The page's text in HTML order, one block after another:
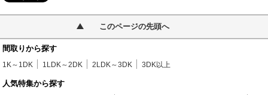
このページの先頭へ
間取りから探す
1K～1DK 1LDK～2DK 2LDK～3DK 3DK以上
人気特集から探す